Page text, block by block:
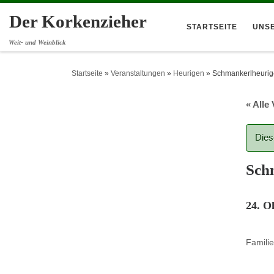
Der Korkenzieher
Weit- und Weinblick
STARTSEITE
Startseite » Veranstaltungen » Heurigen »
« Alle
24.